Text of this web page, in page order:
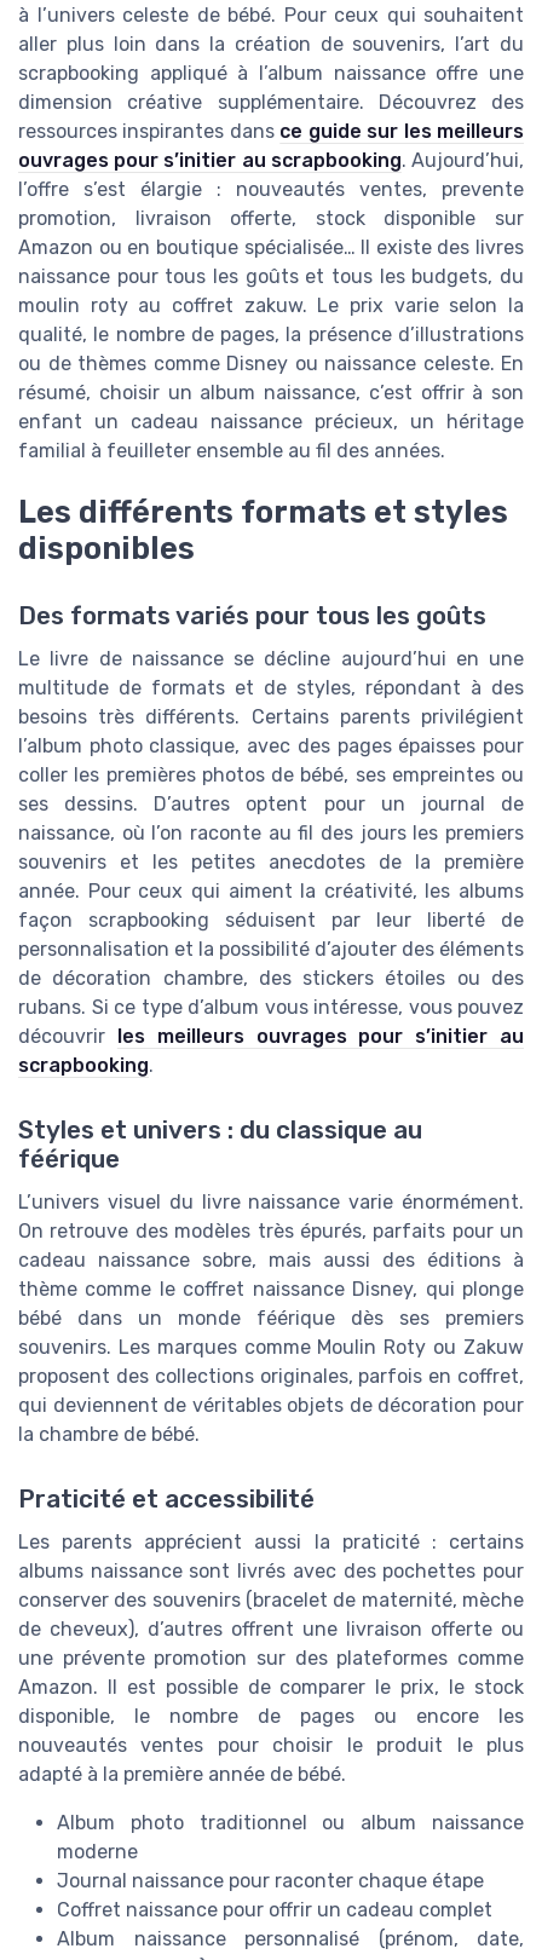
à l’univers celeste de bébé. Pour ceux qui souhaitent
aller plus loin dans la création de souvenirs, l’art du
scrapbooking appliqué à l’album naissance offre une
dimension créative supplémentaire. Découvrez des
ressources inspirantes dans ce guide sur les meilleurs
ouvrages pour s’initier au scrapbooking. Aujourd’hui,
l’offre s’est élargie : nouveautés ventes, prevente
promotion, livraison offerte, stock disponible sur
Amazon ou en boutique spécialisée… Il existe des livres
naissance pour tous les goûts et tous les budgets, du
moulin roty au coffret zakuw. Le prix varie selon la
qualité, le nombre de pages, la présence d’illustrations
ou de thèmes comme Disney ou naissance celeste. En
résumé, choisir un album naissance, c’est offrir à son
enfant un cadeau naissance précieux, un héritage
familial à feuilleter ensemble au fil des années.
Les différents formats et styles
disponibles
Des formats variés pour tous les goûts
Le livre de naissance se décline aujourd’hui en une
multitude de formats et de styles, répondant à des
besoins très différents. Certains parents privilégient
l’album photo classique, avec des pages épaisses pour
coller les premières photos de bébé, ses empreintes ou
ses dessins. D’autres optent pour un journal de
naissance, où l’on raconte au fil des jours les premiers
souvenirs et les petites anecdotes de la première
année. Pour ceux qui aiment la créativité, les albums
façon scrapbooking séduisent par leur liberté de
personnalisation et la possibilité d’ajouter des éléments
de décoration chambre, des stickers étoiles ou des
rubans. Si ce type d’album vous intéresse, vous pouvez
découvrir les meilleurs ouvrages pour s’initier au
scrapbooking.
Styles et univers : du classique au
féérique
L’univers visuel du livre naissance varie énormément.
On retrouve des modèles très épurés, parfaits pour un
cadeau naissance sobre, mais aussi des éditions à
thème comme le coffret naissance Disney, qui plonge
bébé dans un monde féérique dès ses premiers
souvenirs. Les marques comme Moulin Roty ou Zakuw
proposent des collections originales, parfois en coffret,
qui deviennent de véritables objets de décoration pour
la chambre de bébé.
Praticité et accessibilité
Les parents apprécient aussi la praticité : certains
albums naissance sont livrés avec des pochettes pour
conserver des souvenirs (bracelet de maternité, mèche
de cheveux), d’autres offrent une livraison offerte ou
une prévente promotion sur des plateformes comme
Amazon. Il est possible de comparer le prix, le stock
disponible, le nombre de pages ou encore les
nouveautés ventes pour choisir le produit le plus
adapté à la première année de bébé.
Album photo traditionnel ou album naissance
moderne
Journal naissance pour raconter chaque étape
Coffret naissance pour offrir un cadeau complet
Album naissance personnalisé (prénom, date,